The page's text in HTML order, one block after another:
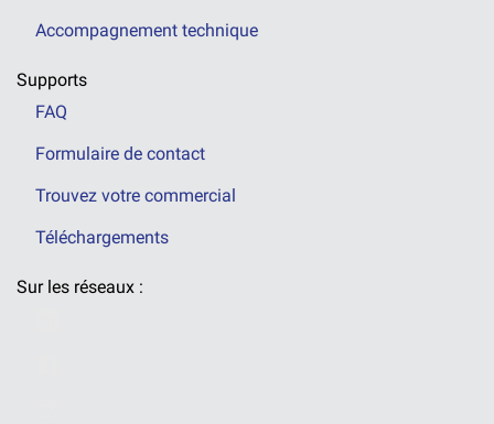
Accompagnement technique
Supports
FAQ
Formulaire de contact
Trouvez votre commercial
Téléchargements
Sur les réseaux :